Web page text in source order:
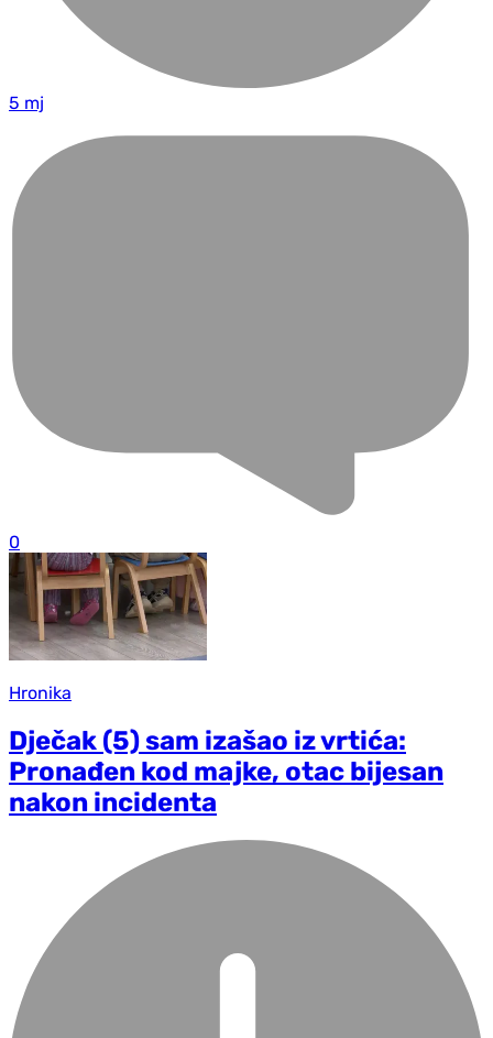
5 mj
0
Hronika
Dječak (5) sam izašao iz vrtića:
Pronađen kod majke, otac bijesan
nakon incidenta